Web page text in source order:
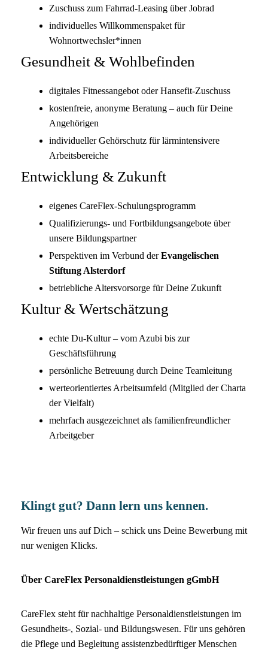
Zuschuss zum Fahrrad-Leasing über Jobrad
individuelles Willkommenspaket für
Wohnortwechsler*innen
Gesundheit & Wohlbefinden
digitales Fitnessangebot oder Hansefit-Zuschuss
kostenfreie, anonyme Beratung – auch für Deine
Angehörigen
individueller Gehörschutz für lärmintensivere
Arbeitsbereiche
Entwicklung & Zukunft
eigenes CareFlex-Schulungsprogramm
Qualifizierungs- und Fortbildungsangebote über
unsere Bildungspartner
Perspektiven im Verbund derEvangelischen
Stiftung Alsterdorf
betriebliche Altersvorsorge für Deine Zukunft
Kultur & Wertschätzung
echte Du-Kultur – vom Azubi bis zur
Geschäftsführung
persönliche Betreuung durch Deine Teamleitung
werteorientiertes Arbeitsumfeld (Mitglied der Charta
der Vielfalt)
mehrfach ausgezeichnet als familienfreundlicher
Arbeitgeber
Klingt gut? Dann lern uns kennen.
Wir freuen uns auf Dich – schick uns Deine Bewerbung mit
nur wenigen Klicks.
Über CareFlex Personaldienstleistungen gGmbH
CareFlex steht für nachhaltige Personaldienstleistungen im
Gesundheits-, Sozial- und Bildungswesen. Für uns gehören
die Pflege und Begleitung assistenzbedürftiger Menschen